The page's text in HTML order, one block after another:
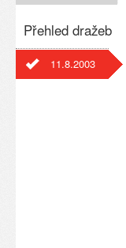
Přehled dražeb
11.8.2003